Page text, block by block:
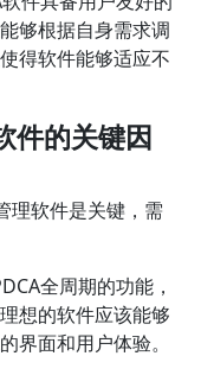
够根据自身需求调
得软件能够适应不
件的关键因
理软件是关键，需
全周期的功能，
想的软件应该能够
界面和用户体验。